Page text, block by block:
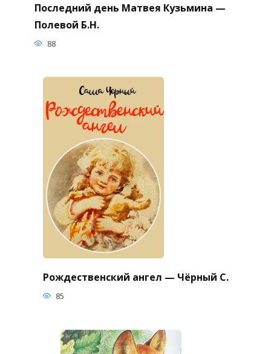
Последний день Матвея Кузьмина —
Полевой Б.Н.
88
Рождественский ангел — Чёрный С.
85